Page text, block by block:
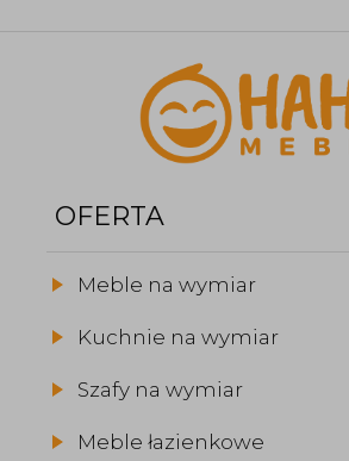
OFERTA
Meble na wymiar
Kuchnie na wymiar
Szafy na wymiar
Meble łazienkowe